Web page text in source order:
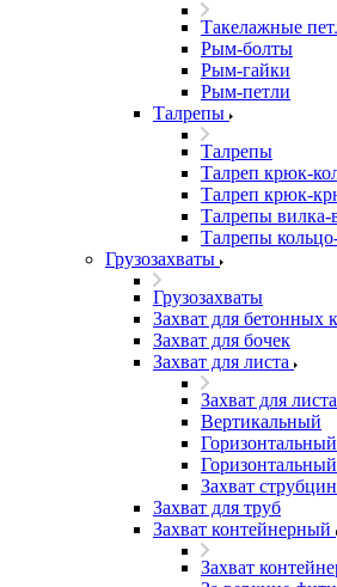
Такелажные
Рым-болты
Рым-гайки
Рым-петли
Талрепы
Талрепы
Талреп крюк-
Талреп крюк-
Талрепы
Талрепы
Грузозахваты
Грузозахваты
Захват для бетонных
Захват для бочек
Захват для листа
Захват для листа
Вертикальный
Горизонтальный
Захват
Захват для труб
Захват контейнерный
Захват